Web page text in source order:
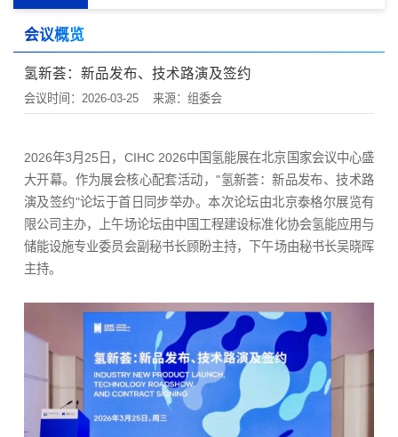
会议概览
氢新荟：新品发布、技术路演及签约
会议时间：2026-03-25 来源：组委会
2026年3月25日，CIHC 2026中国氢能展在北京国家会议中心盛
大开幕。作为展会核心配套活动，"氢新荟：新品发布、技术路
演及签约"论坛于首日同步举办。本次论坛由北京泰格尔展览有
限公司主办，上午场论坛由中国工程建设标准化协会氢能应用与
储能设施专业委员会副秘书长顾盼主持，下午场由秘书长吴晓晖
主持。